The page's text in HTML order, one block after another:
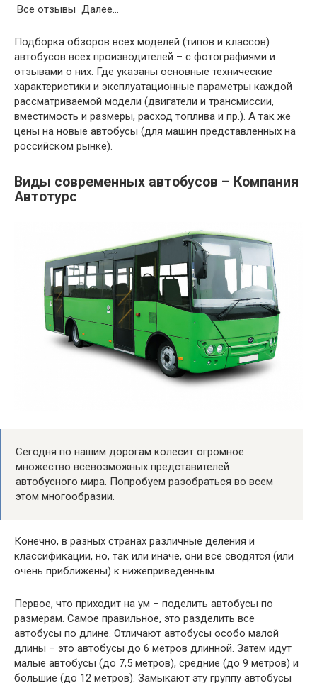
Все отзывы Далее…
Подборка обзоров всех моделей (типов и классов)
автобусов всех производителей – с фотографиями и
отзывами о них. Где указаны основные технические
характеристики и эксплуатационные параметры каждой
рассматриваемой модели (двигатели и трансмиссии,
вместимость и размеры, расход топлива и пр.). А так же
цены на новые автобусы (для машин представленных на
российском рынке).
Виды современных автобусов – Компания
Автотурс
Сегодня по нашим дорогам колесит огромное
множество всевозможных представителей
автобусного мира. Попробуем разобраться во всем
этом многообразии.
Конечно, в разных странах различные деления и
классификации, но, так или иначе, они все сводятся (или
очень приближены) к нижеприведенным.
Первое, что приходит на ум – поделить автобусы по
размерам. Самое правильное, это разделить все
автобусы по длине. Отличают автобусы особо малой
длины – это автобусы до 6 метров длинной. Затем идут
малые автобусы (до 7,5 метров), средние (до 9 метров) и
большие (до 12 метров). Замыкают эту группу автобусы